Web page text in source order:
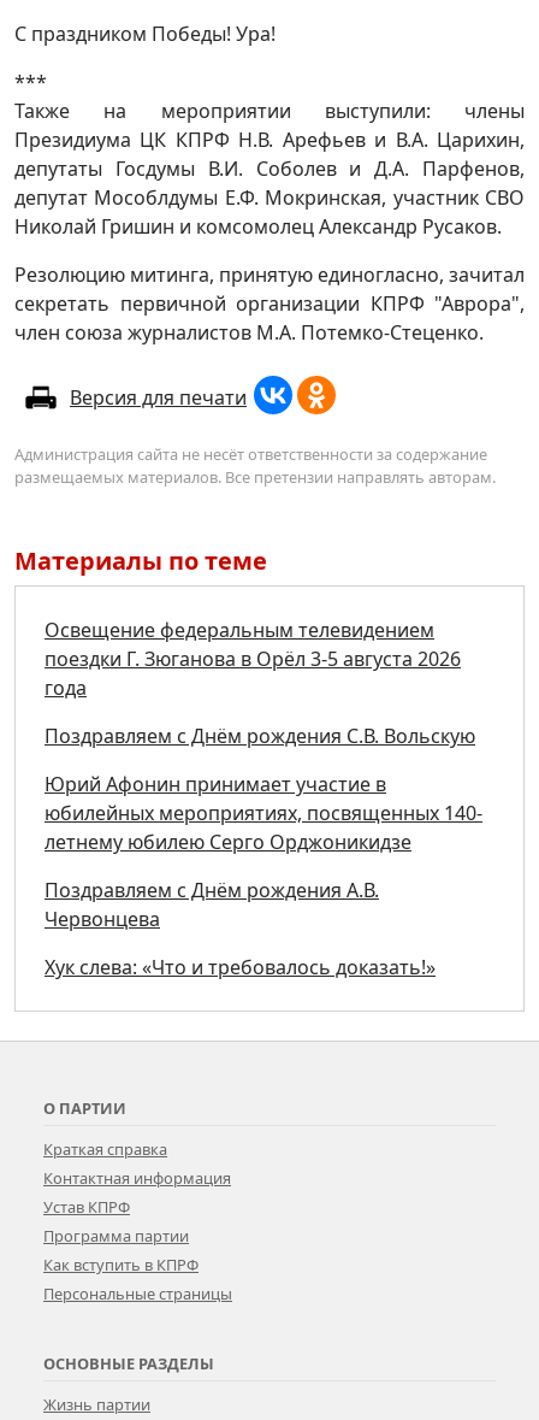
С праздником Победы! Ура!
***
Также на мероприятии выступили: члены
Президиума ЦК КПРФ Н.В. Арефьев и В.А. Царихин,
депутаты Госдумы В.И. Соболев и Д.А. Парфенов,
депутат Мособлдумы Е.Ф. Мокринская, участник СВО
Николай Гришин и комсомолец Александр Русаков.
Резолюцию митинга, принятую единогласно, зачитал
секретать первичной организации КПРФ "Аврора",
член союза журналистов М.А. Потемко-Стеценко.
Версия для печати
Администрация сайта не несёт ответственности за содержание
размещаемых материалов. Все претензии направлять авторам.
Материалы по теме
Освещение федеральным телевидением
поездки Г. Зюганова в Орёл 3-5 августа 2026
года
Поздравляем с Днём рождения С.В. Вольскую
Юрий Афонин принимает участие в
юбилейных мероприятиях, посвященных 140-
летнему юбилею Серго Орджоникидзе
Поздравляем с Днём рождения А.В.
Червонцева
Хук слева: «Что и требовалось доказать!»
О ПАРТИИ
Краткая справка
Контактная информация
Устав КПРФ
Программа партии
Как вступить в КПРФ
Персональные страницы
ОСНОВНЫЕ РАЗДЕЛЫ
Жизнь партии